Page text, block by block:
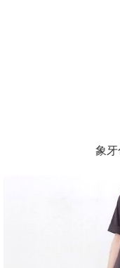
象